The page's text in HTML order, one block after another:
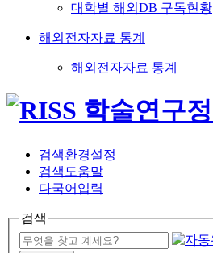
대학별 해외DB 구독현황
해외전자자료 통계
해외전자자료 통계
검색환경설정
검색도움말
다국어입력
검색